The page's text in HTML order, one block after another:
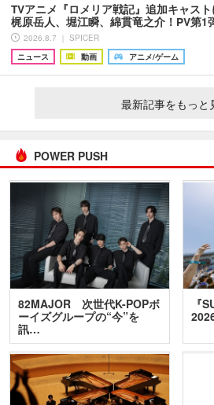
TVアニメ『ロメリア戦記』追加キャスト
梶原岳人、堀江瞬、綿貫竜之介！PV第1
2026.8.7 ｜ SPICER
ニュース
動画 アニメ/ゲーム
最新記事をもっと
POWER PUSH
82MAJOR 次世代K-POPボ
ーイズグループの“今”を
訊…
『